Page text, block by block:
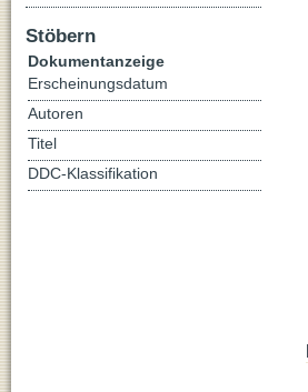
Stöbern
Dokumentanzeige
Erscheinungsdatum
Autoren
Titel
DDC-Klassifikation